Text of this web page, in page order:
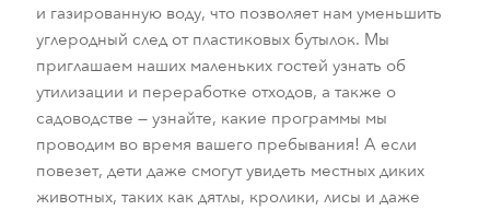
и газированную воду, что позволяет нам уменьшить
углеродный след от пластиковых бутылок. Мы
приглашаем наших маленьких гостей узнать об
утилизации и переработке отходов, а также о
садоводстве — узнайте, какие программы мы
проводим во время вашего пребывания! А если
повезет, дети даже смогут увидеть местных диких
животных, таких как дятлы, кролики, лисы и даже